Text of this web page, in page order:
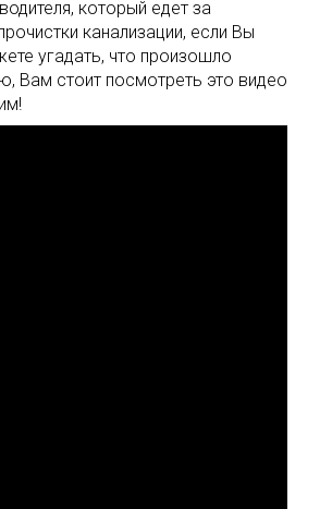
который едет за
канализации, если Вы
угадать, что произошло
Вам стоит посмотреть это видео